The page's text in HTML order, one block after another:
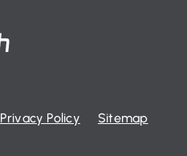
Privacy Policy
Sitemap